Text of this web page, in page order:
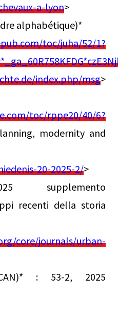
a-lyon>
alphabétique)*
toc/juha/52/1?
index.php/msg>
toc/rppe20/40/6?
modernity and
20-2025-2/>
recenti della storia
core/journals/urban-
: 53-2, 2025